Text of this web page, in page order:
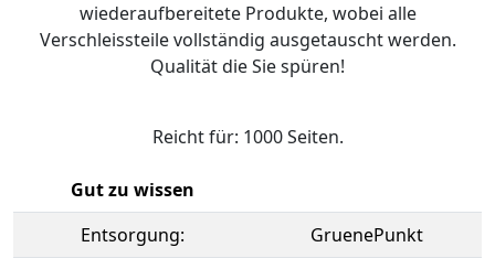
wiederaufbereitete Produkte, wobei alle
Verschleissteile vollständig ausgetauscht werden.
Qualität die Sie spüren!
Reicht für: 1000 Seiten.
Gut zu wissen
Entsorgung:
GruenePunkt